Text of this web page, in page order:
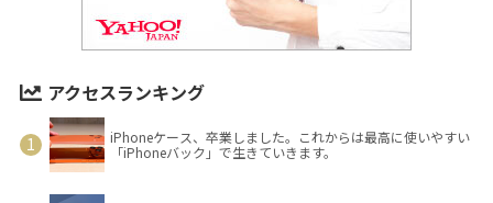
アクセスランキング
iPhoneケース、卒業しました。これからは最高に使いやすい
「iPhoneバック」で生きていきます。